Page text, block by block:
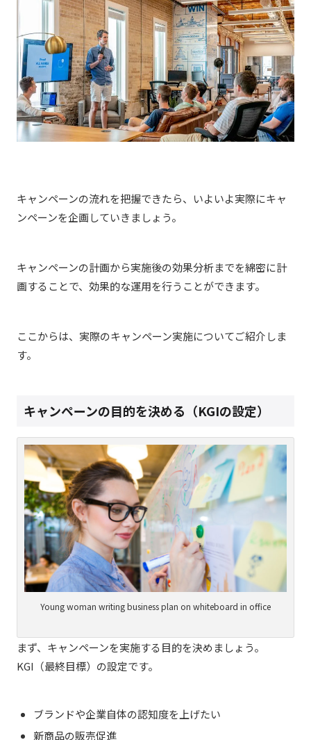
キャンペーンの流れを把握できたら、いよいよ実際にキャ
ンペーンを企画していきましょう。
キャンペーンの計画から実施後の効果分析までを綿密に計
画することで、効果的な運用を行うことができます。
ここからは、実際のキャンペーン実施についてご紹介しま
す。
キャンペーンの目的を決める（KGIの設定）
Young woman writing business plan on whiteboard in office
まず、キャンペーンを実施する目的を決めましょう。
KGI（最終目標）の設定です。
ブランドや企業自体の認知度を上げたい
新商品の販売促進